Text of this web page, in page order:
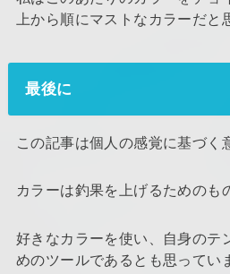
上から順にマストなカラーだと
最後に
この記事は個人の感覚に基づく
カラーは釣果を上げるためのも
好きなカラーを使い、自身のテ
めのツールであるとも思ってい